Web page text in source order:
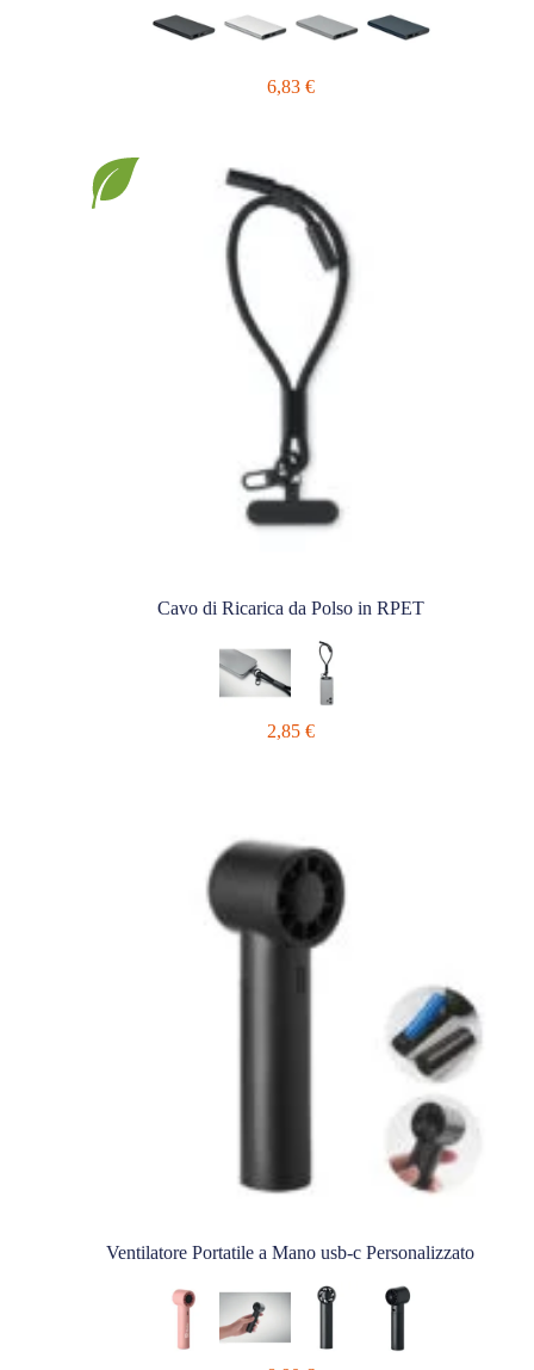
6,83 €
Cavo di Ricarica da Polso in RPET
2,85 €
Ventilatore Portatile a Mano usb-c Personalizzato